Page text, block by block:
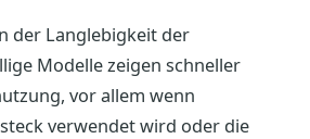
der Langlebigkeit der
Modelle zeigen schneller
vor allem wenn
verwendet wird oder die